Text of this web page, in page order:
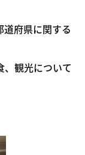
道府県に関する
、観光について